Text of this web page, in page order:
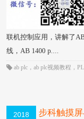
联机控制应用，讲解了
线，AB 1400 p....
ab plc ，ab plc视频教程 ，
2018
步科触摸